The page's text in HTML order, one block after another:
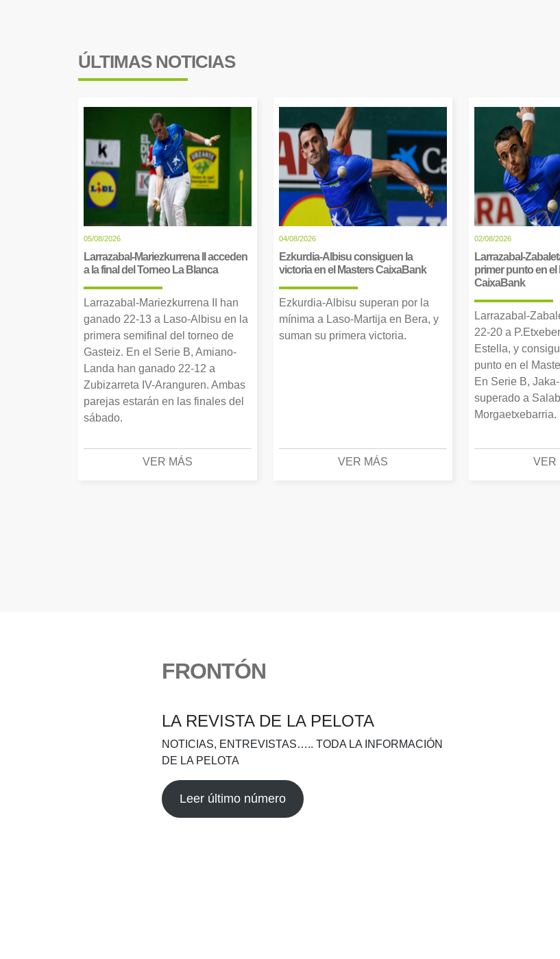
ÚLTIMAS NOTICIAS
05/08/2026
Larrazabal-Mariezkurrena II acceden
a la final del Torneo La Blanca
Larrazabal-Mariezkurrena II han
ganado 22-13 a Laso-Albisu en la
primera semifinal del torneo de
Gasteiz. En el Serie B, Amiano-
Landa han ganado 22-12 a
Zubizarreta IV-Aranguren. Ambas
parejas estarán en las finales del
sábado.
VER MÁS
04/08/2026
Ezkurdia-Albisu consiguen la
victoria en el Masters CaixaBank
Ezkurdia-Albisu superan por la
mínima a Laso-Martija en Bera, y
suman su primera victoria.
VER MÁS
02/08/2026
Larrazabal-
primer punto en el
CaixaBank
Larrazabal-
22-20 a
Estella, y
punto en el
En Serie B,
superado a
Morgaetxebarria.
VER
FRONTÓN
LA REVISTA DE LA PELOTA
NOTICIAS, ENTREVISTAS….. TODA LA INFORMACIÓN
DE LA PELOTA
Leer último número